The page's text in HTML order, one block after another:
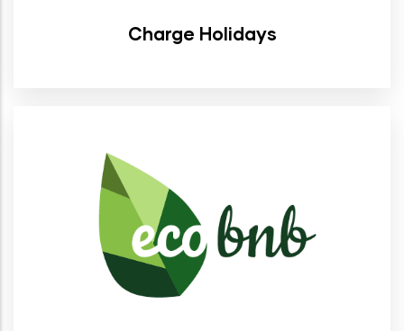
Charge Holidays